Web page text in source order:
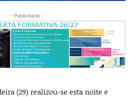
- Publicidade -
(29) realizou-se esta noite e